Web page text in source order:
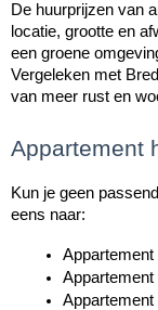
De huurprijzen van
locatie, grootte en
een groene
Vergeleken met
van meer rust en
Appartement
Kun je geen
eens naar:
Appartement
Appartement
Appartement